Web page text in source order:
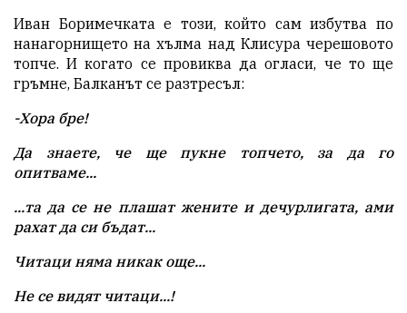
Иван Боримечката е този, който сам избутва по
нанагорнището на хълма над Клисура черешовото
топче. И когато се провиква да огласи, че то ще
гръмне, Балканът се разтресъл:
-Хора бре!
Да знаете, че ще пукне топчето, за да го
опитваме...
...та да се не плашат жените и дечурлигата, ами
рахат да си бъдат...
Читаци няма никак още...
Не се видят читаци...!